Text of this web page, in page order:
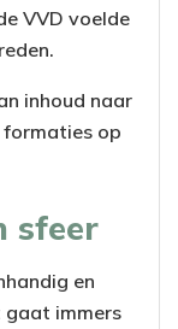
VVD voelde
inhoud naar
op
sfeer
en
gaat immers